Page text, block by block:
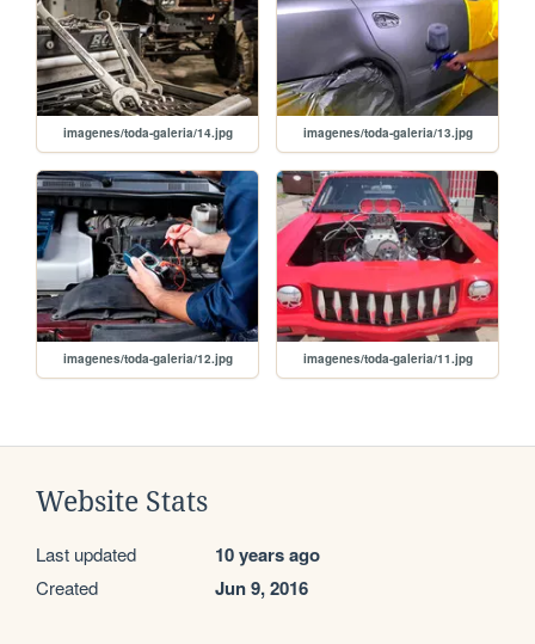
imagenes/toda-galeria/14.jpg imagenes/toda-galeria/13.jpg
imagenes/toda-galeria/12.jpg imagenes/toda-galeria/11.jpg
Website Stats
Last updated 10 years ago
Created Jun 9, 2016